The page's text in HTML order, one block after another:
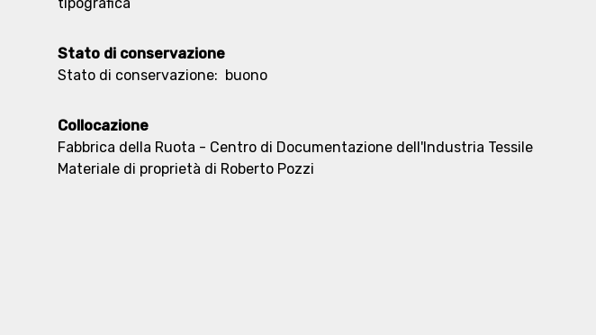
Stato di conservazione
Stato di conservazione: buono
Collocazione
Fabbrica della Ruota - Centro di Documentazione dell'Industria Tessile
Materiale di proprietà di Roberto Pozzi